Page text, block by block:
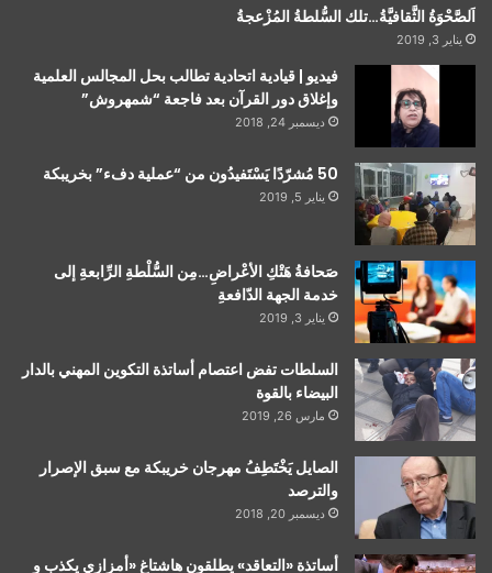
اَلصَّحْوَةُ الثَّقافيَّةُ…تلك السُّلطةُ المُزْعجةُ
يناير 3, 2019
فيديو | قيادية اتحادية تطالب بحل المجالس العلمية
وإغلاق دور القرآن بعد فاجعة “شمهروش”
ديسمبر 24, 2018
50 مُشرّدًا يَسْتَفيدُون من “عملية دفء” بخريبكة
يناير 5, 2019
صَحافةُ هَتْكِ الأعْراضِ…مِن السُّلْطةِ الرِّابعةِ إلى
خدمة الجهة الدّافعةِ
يناير 3, 2019
السلطات تفض اعتصام أساتذة التكوين المهني بالدار
البيضاء بالقوة
مارس 26, 2019
الصايل يَخْتَطِفُ مهرجان خريبكة مع سبق الإصرار
والترصد
ديسمبر 20, 2018
أساتذة «التعاقد» يطلقون هاشتاغ «أمزازي يكذب و